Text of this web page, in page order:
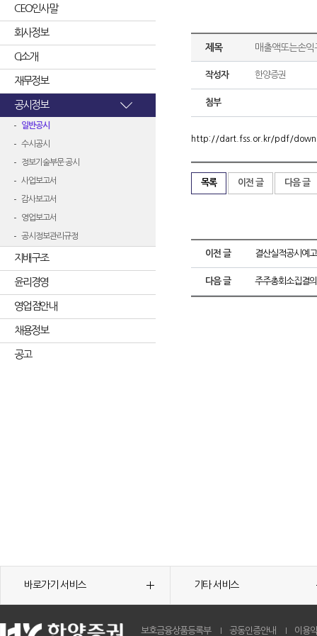
CEO인사말
회사정보
CI소개
재무정보
공시정보
일반공시
수시공시
정보기술부문 공시
사업보고서
감사보고서
영업보고서
공시정보관리규정
지배구조
윤리경영
영업점안내
채용정보
공고
제목 매출액또는손
작성자 한양증권
첨부
http://dart.fss.or.kr/pdf/
목록 이전 글 다음 글
이전 글 결산실적공시예
다음 글 주주총회소집결의
바로가기 서비스 기타 서비스
보호금융상품등록부 공동인증안내 이용